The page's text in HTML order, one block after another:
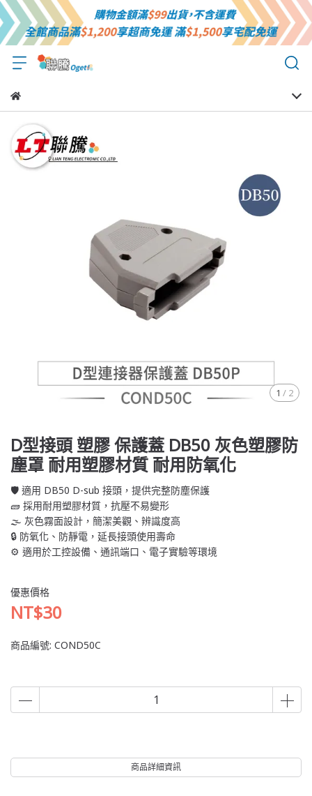
1 / 2
D型接頭 塑膠 保護蓋 DB50 灰色塑膠防
塵罩 耐用塑膠材質 耐用防氧化
🛡️ 適用 DB50 D-sub 接頭，提供完整防塵保護
🧱 採用耐用塑膠材質，抗壓不易變形
🌫️ 灰色霧面設計，簡潔美觀、辨識度高
🔒 防氧化、防靜電，延長接頭使用壽命
⚙️ 適用於工控設備、通訊端口、電子實驗等環境
優惠價格
NT$30
商品編號: COND50C
商品詳細資訊